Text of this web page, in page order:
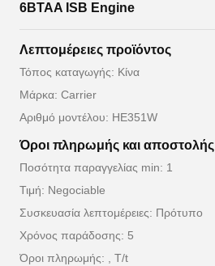
6BTAA ISB Engine
Λεπτομέρειες προϊόντος
Τόπος καταγωγής: Κίνα
Μάρκα: Carrier
Αριθμό μοντέλου: HE351W
Όροι πληρωμής και αποστολής
Ποσότητα παραγγελίας min: 1
Τιμή: Negociable
Συσκευασία λεπτομέρειες: Πρότυπο
Χρόνος παράδοσης: 5
Όροι πληρωμής: , T/t